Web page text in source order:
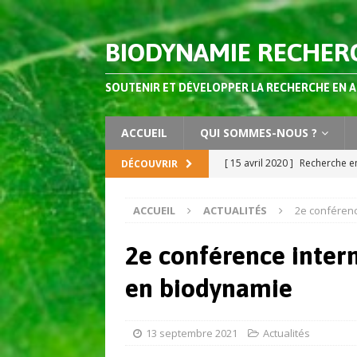
BIODYNAMIE
SOUTENIR ET DÉVELOPPER LA RECHERCHE EN
ACCUEIL QUI SOMMES-NOUS ?
DÉCOUVRIR [ 15 avril 2020 ] Recherche
[ 2 octobre 2019 ] Dossier
Agriculture Vol 4 (2019)
composts ?
AGRONOMIE
ACCUEIL ACTUALITÉS 2e
2e conférence
en biodynamie
13 septembre 2021 Actualités